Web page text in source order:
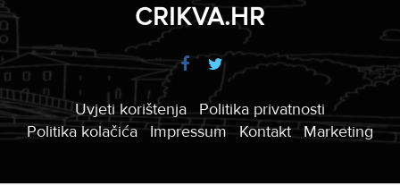
CRIKVA.HR
Uvjeti korištenja
Politika privatnosti
Politika kolačića
Impressum Kontakt Marketing